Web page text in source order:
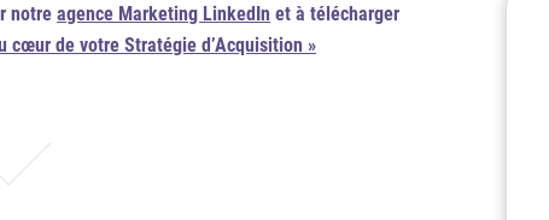
notre agence Marketing LinkedIn et à télécharger
cœur de votre Stratégie d’Acquisition »